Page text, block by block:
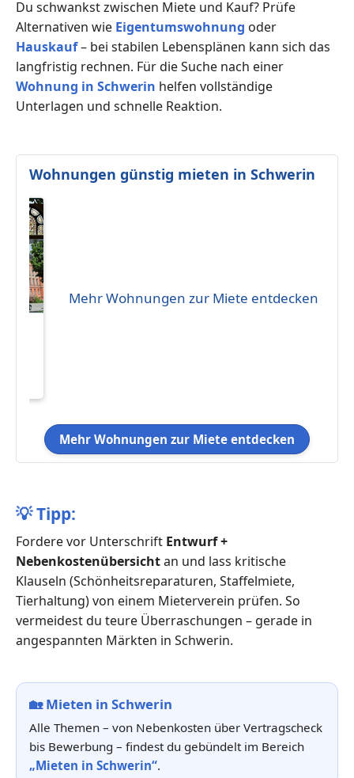
Du schwankst zwischen Miete und Kauf? Prüfe
Alternativen wie Eigentumswohnung oder
Hauskauf– bei stabilen Lebensplänen kann sich das
langfristig rechnen. Für die Suche nach einer
Wohnung in Schwerin helfen vollständige
Unterlagen und schnelle Reaktion.
Wohnungen günstig mieten in Schwerin
Mehr Wohnungen zur Miete entdecken
Mehr Wohnungen zur Miete entdecken
💡Tipp:
Fordere vor Unterschrift Entwurf +
Nebenkostenübersichtan und lass kritische
Klauseln (Schönheitsreparaturen, Staffelmiete,
Tierhaltung) von einem Mieterverein prüfen. So
vermeidest du teure Überraschungen – gerade in
angespannten Märkten in Schwerin.
🏡Mieten in Schwerin
Alle Themen – von Nebenkosten über Vertragscheck
bis Bewerbung – findest du gebündelt im Bereich
„Mieten in Schwerin“.